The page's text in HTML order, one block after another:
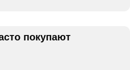
покупают